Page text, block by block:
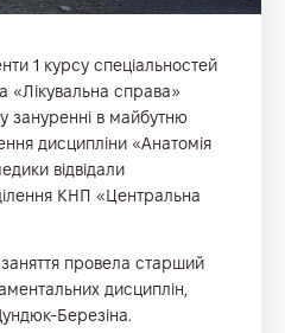
1 курсу спеціальностей
«Лікувальна справа»
зануренні в майбутню
дисципліни «Анатомія
відвідали
КНП «Центральна
провела старший
дисциплін,
Березіна.